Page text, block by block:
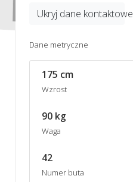
Ukryj dane kontaktowe
Dane metryczne
175 cm
Wzrost
90 kg
Waga
42
Numer buta